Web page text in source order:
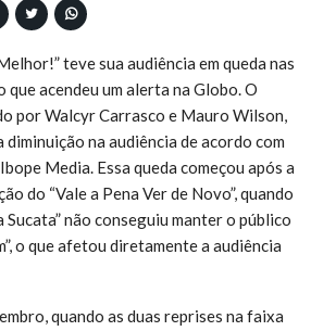
teve sua audiência em queda nas
que acendeu um alerta na Globo. O
por Walcyr Carrasco e Mauro Wilson,
na audiência de acordo com
Media. Essa queda começou após a
do “Vale a Pena Ver de Novo”, quando
Sucata” não conseguiu manter o público
o que afetou diretamente a audiência
quando as duas reprises na faixa